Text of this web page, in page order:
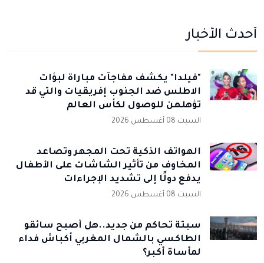
أحدث الأخبار
"فيلدا" يكشف مفاجآت مباراة لبؤات
الاطلس ضد الجنوب إفريقيات والتي قد
تؤهلهن للوصول لكأس العالم
السبت 08 أغسطس 2026
الهواتف الذكية تحت المجهر وتصاعد
المخاوف من تأثير الشاشات على الأطفال
يدفع دولًا إلى تشديد الإجراءات
السبت 08 أغسطس 2026
سبتة تحاكم من جديد..هل أصبح سائقو
الطاكسي بالشمال المغربي أكباش فداء
لمأساة أكبر؟